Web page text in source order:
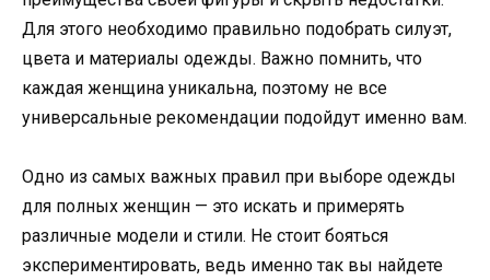
Для этого необходимо правильно подобрать силуэт,
цвета и материалы одежды. Важно помнить, что
каждая женщина уникальна, поэтому не все
универсальные рекомендации подойдут именно вам.
Одно из самых важных правил при выборе одежды
для полных женщин — это искать и примерять
различные модели и стили. Не стоит бояться
экспериментировать, ведь именно так вы найдете